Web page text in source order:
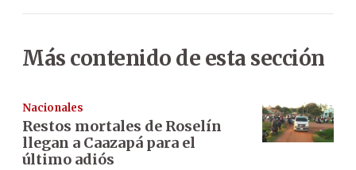
Más contenido de esta sección
Nacionales
Restos mortales de Roselín
llegan a Caazapá para el
último adiós